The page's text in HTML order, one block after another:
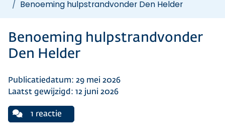
Benoeming hulpstrandvonder Den Helder
Benoeming hulpstrandvonder
Den Helder
Publicatiedatum: 29 mei 2026
Laatst gewijzigd: 12 juni 2026
1 reactie